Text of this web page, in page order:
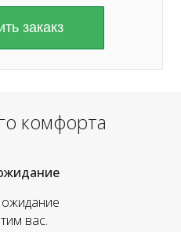
закакз
вас.
комфорта